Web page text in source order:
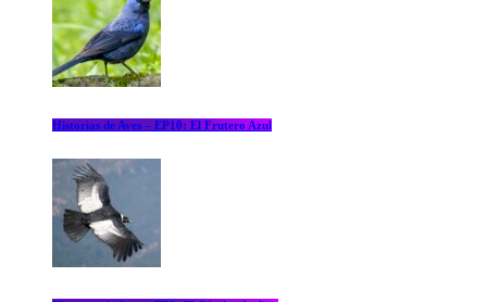
Historias de Aves – EP10: El Frutero Azul